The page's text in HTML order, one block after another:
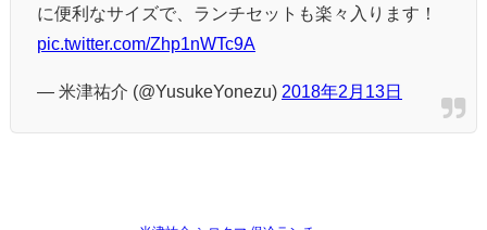
に便利なサイズで、ランチセットも楽々入ります！
pic.twitter.com/Zhp1nWTc9A
— 米津祐介 (@YusukeYonezu) 2018年2月13日